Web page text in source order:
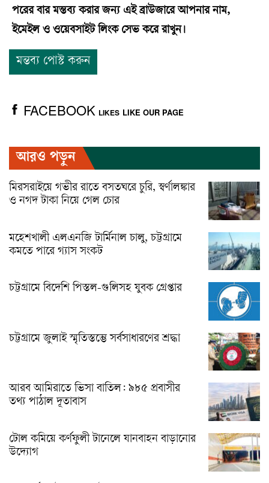
পরের বার মন্তব্য করার জন্য এই ব্রাউজারে আপনার নাম,
ইমেইল ও ওয়েবসাইট লিংক সেভ করে রাখুন।
FACEBOOK LIKES LIKE OUR PAGE
আরও পড়ুন
মিরসরাইয়ে গভীর রাতে বসতঘরে চুরি, স্বর্ণালঙ্কার
ও নগদ টাকা নিয়ে গেল চোর
মহেশখালী এলএনজি টার্মিনাল চালু, চট্টগ্রামে
কমতে পারে গ্যাস সংকট
চট্টগ্রামে বিদেশি পিস্তল-গুলিসহ যুবক গ্রেপ্তার
চট্টগ্রামে জুলাই স্মৃতিস্তম্ভে সর্বসাধারণের শ্রদ্ধা
আরব আমিরাতে ভিসা বাতিল: ৯৮৫ প্রবাসীর
তথ্য পাঠাল দূতাবাস
টোল কমিয়ে কর্ণফুলী টানেলে যানবাহন বাড়ানোর
উদ্যোগ